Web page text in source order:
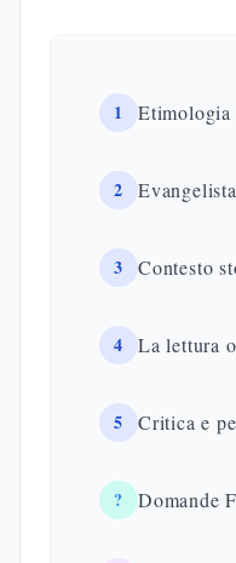
1 Etimologia
2
3 Contesto
4 La lettura
5 Critica e
? Domande